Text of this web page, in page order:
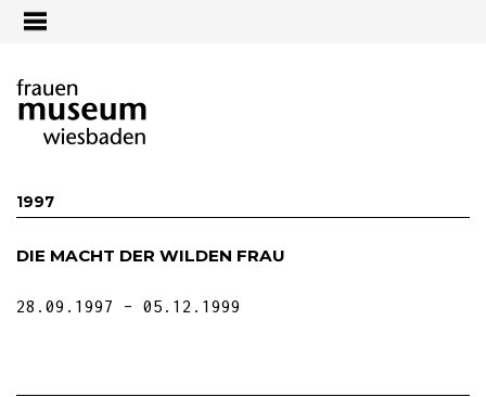
1997
DIE MACHT DER WILDEN FRAU
28.09.1997 05.12.1999